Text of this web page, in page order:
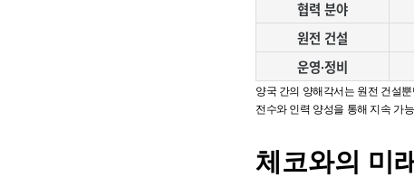
협력 분야
원전 건설
운영·정비
양국 간의 양해각서는 원전 건설
전수와 인력 양성을 통해 지속 가
체코와의 미